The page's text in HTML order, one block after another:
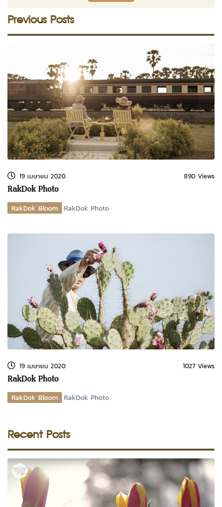
Previous Posts
19 เมษายน 2020 890 Views
RakDok Photo
RakDok Bloom RakDok Photo
19 เมษายน 2020 1027 Views
RakDok Photo
RakDok Bloom RakDok Photo
Recent Posts